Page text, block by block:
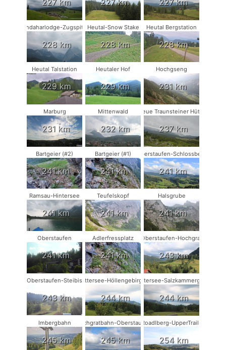
Kandaharlodge-Zugspitze
228 km
Heutal-Snow Stake
228 km
Heutal Bergstation
228 km
Heutal Talstation
229 km
Heutaler Hof
229 km
Hochgseng
231 km
Marburg
231 km
Mittenwald
232 km
Neue Traunsteiner Hütte
237 km
Bartgeier (#2)
241 km
Bartgeier (#1)
241 km
Oberstaufen-Schlossberg
241 km
Ramsau-Hintersee
241 km
Teufelskopf
241 km
Halsgrube
241 km
Oberstaufen
241 km
Adlerfressplatz
241 km
Oberstaufen-Hochgrat
243 km
Oberstaufen-Steibis
243 km
Attersee-Höllengebirge
244 km
Attersee-Salzkammergut
244 km
Imbergbahn
245 km
Hochgratbahn-Oberstaufen
245 km
Roadlberg-UpperTrails
254 km